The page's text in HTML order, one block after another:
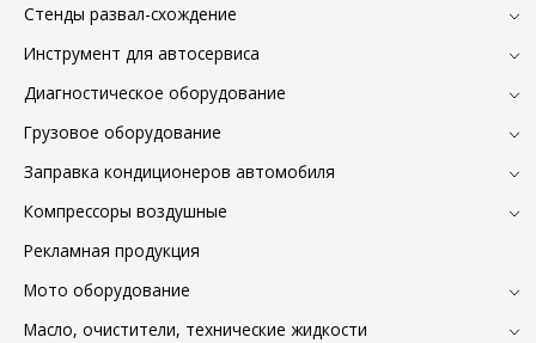
Стенды развал-схождение
Инструмент для автосервиса
Диагностическое оборудование
Грузовое оборудование
Заправка кондиционеров автомобиля
Компрессоры воздушные
Рекламная продукция
Мото оборудование
Масло, очистители, технические жидкости